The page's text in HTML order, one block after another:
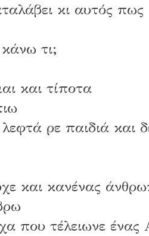
κι αυτός πως
τι;
και τίποτα
ρε παιδιά και
και κανένας
που τέλειωνε ένας